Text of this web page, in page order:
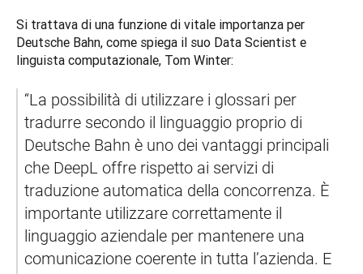
Si trattava di una funzione di vitale importanza per
Deutsche Bahn, come spiega il suo Data Scientist e
linguista computazionale, Tom Winter:
“La possibilità di utilizzare i glossari per
tradurre secondo il linguaggio proprio di
Deutsche Bahn è uno dei vantaggi principali
che DeepL offre rispetto ai servizi di
traduzione automatica della concorrenza. È
importante utilizzare correttamente il
linguaggio aziendale per mantenere una
comunicazione coerente in tutta l’azienda. E